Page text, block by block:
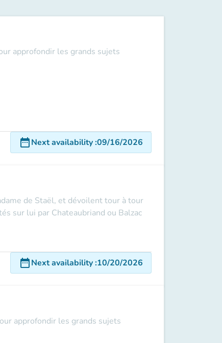
approfondir les grands sujets
date_rangeNext availability:09/16/2026
de Staël, et dévoilent tour à tour
sur lui par Chateaubriand ou Balzac
date_rangeNext availability:10/20/2026
approfondir les grands sujets